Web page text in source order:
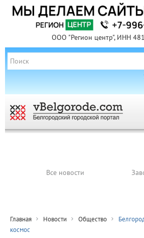
ООО "Регион центр", ИНН
Все новости
Главная Новости Общество
космос